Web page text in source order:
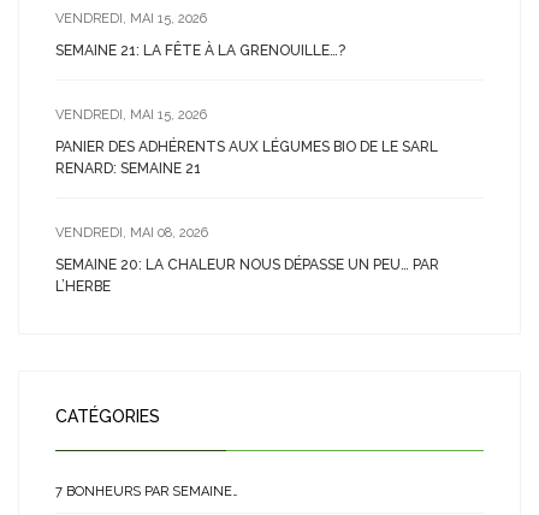
VENDREDI, MAI 15, 2026
SEMAINE 21: LA FÊTE À LA GRENOUILLE…?
VENDREDI, MAI 15, 2026
PANIER DES ADHÉRENTS AUX LÉGUMES BIO DE LE SARL
RENARD: SEMAINE 21
VENDREDI, MAI 08, 2026
SEMAINE 20: LA CHALEUR NOUS DÉPASSE UN PEU… PAR
L’HERBE
CATÉGORIES
7 BONHEURS PAR SEMAINE…